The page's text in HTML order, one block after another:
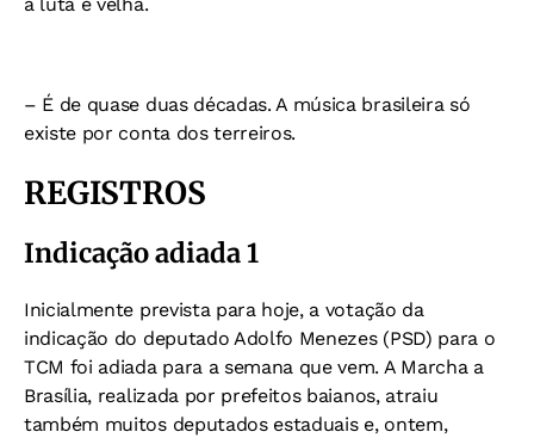
– É de quase duas décadas. A música brasileira só
existe por conta dos terreiros.
REGISTROS
Indicação adiada 1
Inicialmente prevista para hoje, a votação da
indicação do deputado Adolfo Menezes (PSD) para o
TCM foi adiada para a semana que vem. A Marcha a
Brasília, realizada por prefeitos baianos, atraiu
também muitos deputados estaduais e, ontem,